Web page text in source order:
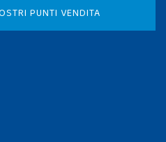
PUNTI VENDITA